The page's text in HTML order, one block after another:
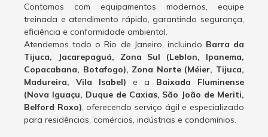
Contamos com equipamentos modernos, equipe
treinada e atendimento rápido, garantindo segurança,
eficiência e conformidade ambiental.
Atendemos todo o Rio de Janeiro, incluindo Barra da
Tijuca, Jacarepaguá, Zona Sul (Leblon, Ipanema,
Copacabana, Botafogo), Zona Norte (Méier, Tijuca,
Madureira, Vila Isabel) e a Baixada Fluminense
(Nova Iguaçu, Duque de Caxias, São João de Meriti,
Belford Roxo), oferecendo serviço ágil e especializado
para residências, comércios, indústrias e condomínios.